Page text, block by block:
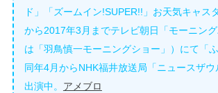
ド」「ズームイン!SUPER!!」お天気キャス
から2017年3月までテレビ朝日「モーニン
は「羽鳥慎一モーニングショー」）にて「ふ
同年4月からNHK福井放送局「ニュースザウ
出演中。 アメブロ